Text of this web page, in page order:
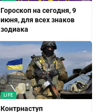
Гороскоп на сегодня, 9
июня, для всех знаков
зодиака
LIFE
Контрнаступ